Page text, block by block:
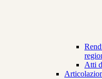
Atti